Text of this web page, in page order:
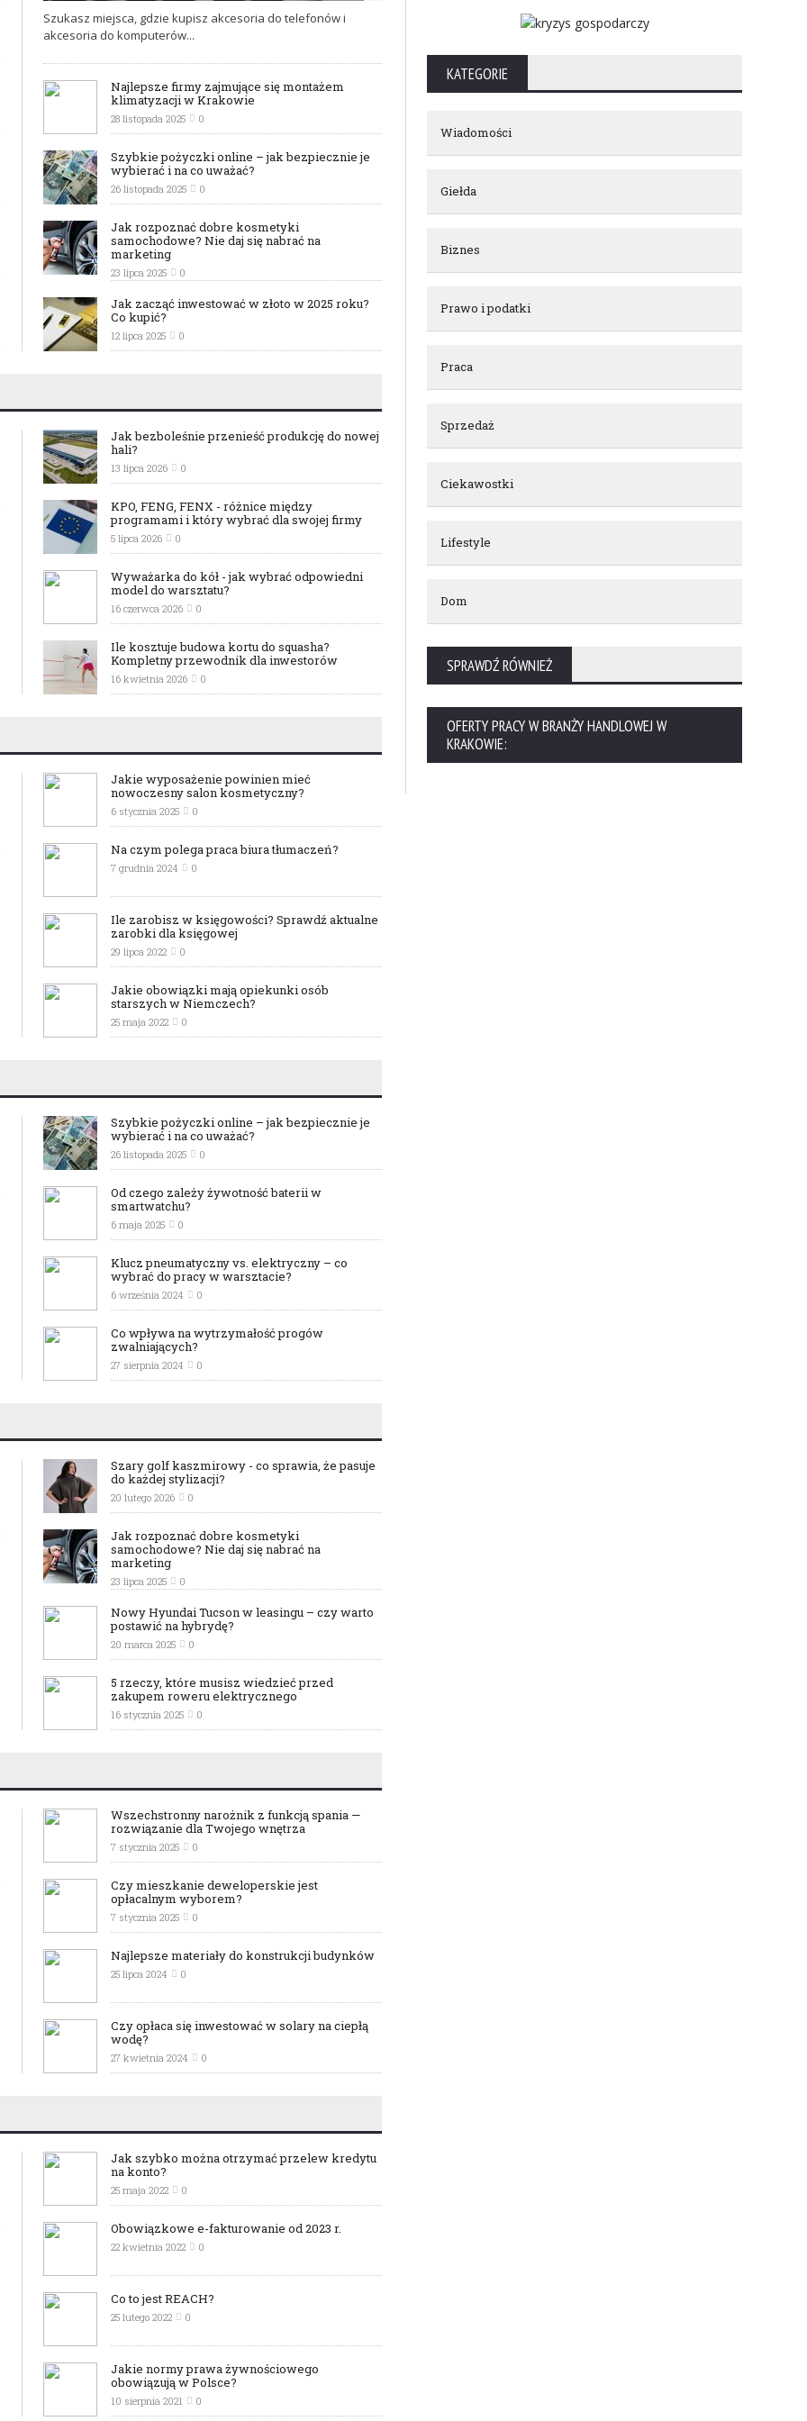
4 GRUDNIA 2025 0
Szukasz miejsca, gdzie kupisz akcesoria do telefonów i
akcesoria do komputerów...
Najlepsze firmy zajmujące się montażem
klimatyzacji w Krakowie
28 listopada 2025 0
Szybkie pożyczki online – jak bezpiecznie je
wybierać i na co uważać?
26 listopada 2025 0
Jak rozpoznać dobre kosmetyki
samochodowe? Nie daj się nabrać na
marketing
23 lipca 2025 0
Jak zacząć inwestować w złoto w 2025 roku?
Co kupić?
12 lipca 2025 0
Jak bezboleśnie przenieść produkcję do nowej
hali?
13 lipca 2026 0
KPO, FENG, FENX - różnice między
programami i który wybrać dla swojej firmy
5 lipca 2026 0
Wyważarka do kół - jak wybrać odpowiedni
model do warsztatu?
16 czerwca 2026 0
Ile kosztuje budowa kortu do squasha?
Kompletny przewodnik dla inwestorów
16 kwietnia 2026 0
Jakie wyposażenie powinien mieć
nowoczesny salon kosmetyczny?
6 stycznia 2025 0
Na czym polega praca biura tłumaczeń?
7 grudnia 2024 0
Ile zarobisz w księgowości? Sprawdź aktualne
zarobki dla księgowej
29 lipca 2022 0
Jakie obowiązki mają opiekunki osób
starszych w Niemczech?
25 maja 2022 0
Szybkie pożyczki online – jak bezpiecznie je
wybierać i na co uważać?
26 listopada 2025 0
Od czego zależy żywotność baterii w
smartwatchu?
6 maja 2025 0
Klucz pneumatyczny vs. elektryczny – co
wybrać do pracy w warsztacie?
6 września 2024 0
Co wpływa na wytrzymałość progów
zwalniających?
27 sierpnia 2024 0
Szary golf kaszmirowy - co sprawia, że pasuje
do każdej stylizacji?
20 lutego 2026 0
Jak rozpoznać dobre kosmetyki
samochodowe? Nie daj się nabrać na
marketing
23 lipca 2025 0
Nowy Hyundai Tucson w leasingu – czy warto
postawić na hybrydę?
20 marca 2025 0
5 rzeczy, które musisz wiedzieć przed
zakupem roweru elektrycznego
16 stycznia 2025 0
Wszechstronny narożnik z funkcją spania —
rozwiązanie dla Twojego wnętrza
7 stycznia 2025 0
Czy mieszkanie deweloperskie jest
opłacalnym wyborem?
7 stycznia 2025 0
Najlepsze materiały do konstrukcji budynków
25 lipca 2024 0
Czy opłaca się inwestować w solary na ciepłą
wodę?
27 kwietnia 2024 0
Jak szybko można otrzymać przelew kredytu
na konto?
25 maja 2022 0
Obowiązkowe e-fakturowanie od 2023 r.
22 kwietnia 2022 0
Co to jest REACH?
25 lutego 2022 0
Jakie normy prawa żywnościowego
obowiązują w Polsce?
10 sierpnia 2021 0
KATEGORIE
Wiadomości
Giełda
Biznes
Prawo i podatki
Praca
Sprzedaż
Ciekawostki
Lifestyle
Dom
SPRAWDŹ RÓWNIEŻ
OFERTY PRACY W BRANŻY HANDLOWEJ W
KRAKOWIE: